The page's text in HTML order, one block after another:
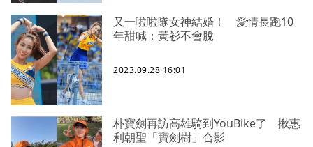
又一啦啦隊女神結婚！ 愛情長跑10
年甜喊：黃衫不會脫
2023.09.28 16:01
朴寶劍再訪高雄騎到YouBike了 揪惠
利朝聖「寶劍樹」合影